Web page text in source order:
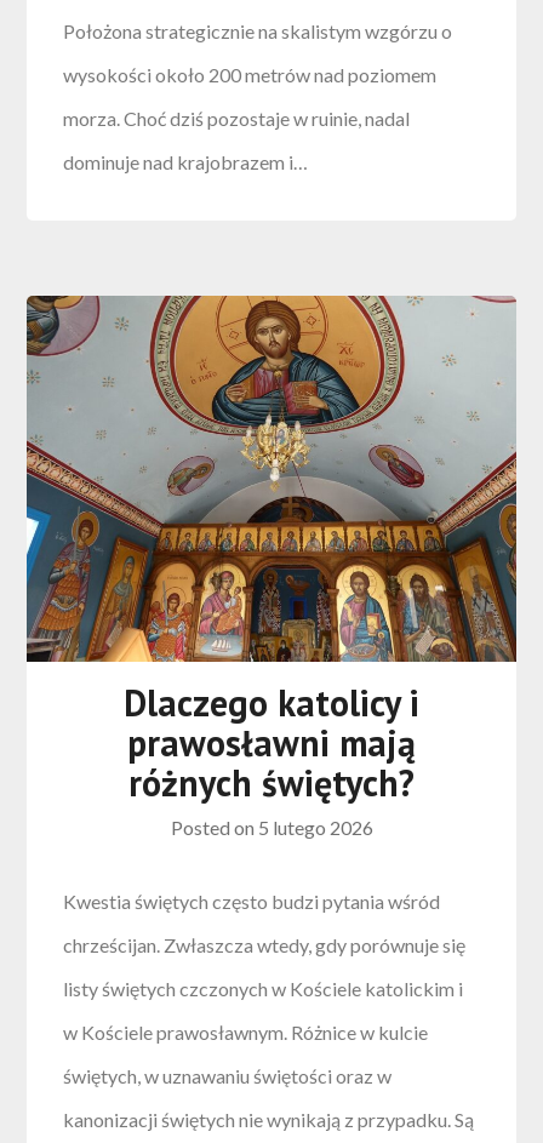
Położona strategicznie na skalistym wzgórzu o
wysokości około 200 metrów nad poziomem
morza. Choć dziś pozostaje w ruinie, nadal
dominuje nad krajobrazem i…
Dlaczego katolicy i
prawosławni mają
różnych świętych?
Posted on 5 lutego 2026
Kwestia świętych często budzi pytania wśród
chrześcijan. Zwłaszcza wtedy, gdy porównuje się
listy świętych czczonych w Kościele katolickim i
w Kościele prawosławnym. Różnice w kulcie
świętych, w uznawaniu świętości oraz w
kanonizacji świętych nie wynikają z przypadku. Są